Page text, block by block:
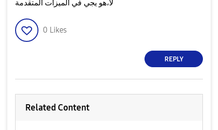
لا،هو يجي في الميزات المتقدمة
0 Likes
REPLY
Related Content